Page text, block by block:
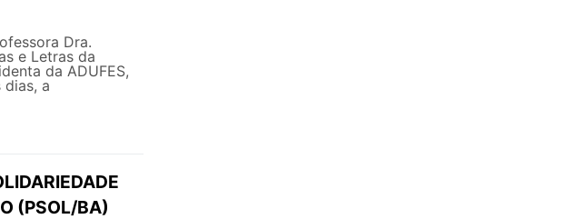
Dra.
e Letras da
da ADUFES,
dias, a
(PSOL/BA)